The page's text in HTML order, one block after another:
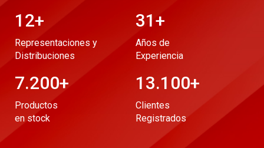
12+
Representaciones y
Distribuciones
31+
Años de
Experiencia
7.200+
Productos
en stock
13.100+
Clientes
Registrados